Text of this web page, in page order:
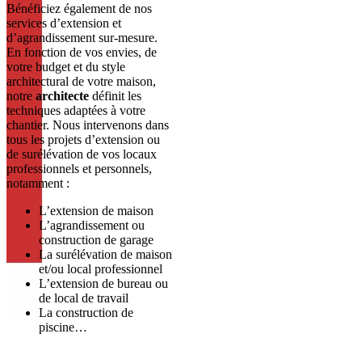
Bénéficiez également de nos
services d’extension et
d’agrandissement sur-mesure.
En fonction de vos envies, de
votre budget et du style
architectural de votre maison,
notre architecte définit les
techniques adaptées à votre
chantier. Nous intervenons dans
tous les projets d’extension ou
de surélévation de vos locaux
professionnels et personnels,
notamment :
L’extension de maison
L’agrandissement ou
construction de garage
La surélévation de maison
et/ou local professionnel
L’extension de bureau ou
de local de travail
La construction de
piscine…